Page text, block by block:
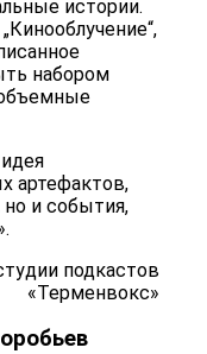
истории.
набором
артефактов,
и события,
подкастов
«Терменвокс»